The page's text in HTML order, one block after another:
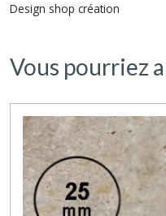
Design shop création
Vous pourriez